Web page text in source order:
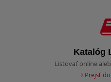
Katalóg
Listovať online
Prejsť